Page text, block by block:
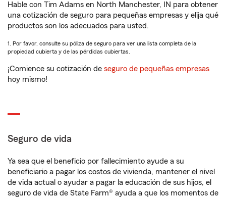
Hable con Tim Adams en North Manchester, IN para obtener
una cotización de seguro para pequeñas empresas y elija qué
productos son los adecuados para usted.
1. Por favor, consulte su póliza de seguro para ver una lista completa de la
propiedad cubierta y de las pérdidas cubiertas.
¡Comience su cotización de seguro de pequeñas empresas
hoy mismo!
Seguro de vida
Ya sea que el beneficio por fallecimiento ayude a su
beneficiario a pagar los costos de vivienda, mantener el nivel
de vida actual o ayudar a pagar la educación de sus hijos, el
seguro de vida de State Farm® ayuda a que los momentos de